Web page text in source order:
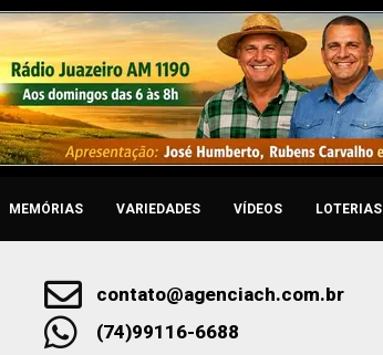
MEMÓRIAS VARIEDADES VÍDEOS LOTERIAS
contato@agenciach.com.br
(74)99116-6688